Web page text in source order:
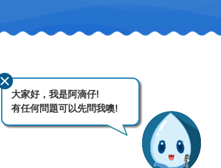
大家好，我是阿滴仔!
有任何問題可以先問我噢!